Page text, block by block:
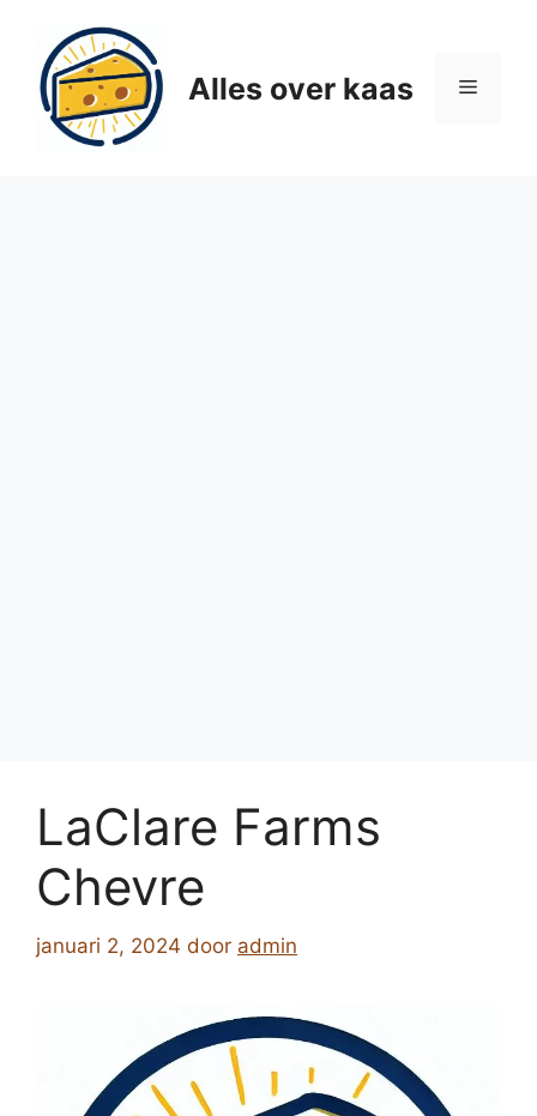
inhoud
Alles over kaas Menu
LaClare Farms
Chevre
januari 2, 2024 door admin